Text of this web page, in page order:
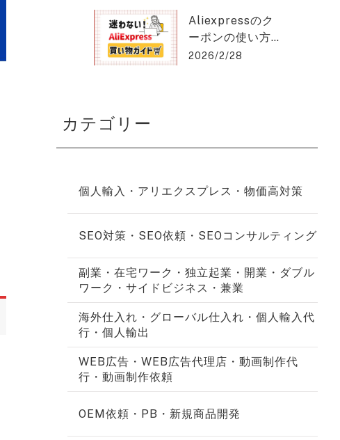
エクスプレスを
2%OFFで購入で
Aliexpressのク
ーポンの使い方
を徹底解説！保
2026/2/28
カテゴリー
個人輸入・アリエクスプレス・物価高対策
SEO対策・SEO依頼・SEOコンサルティング
副業・在宅ワーク・独立起業・開業・ダブル
ワーク・サイドビジネス・兼業
海外仕入れ・グローバル仕入れ・個人輸入代
行・個人輸出
WEB広告・WEB広告代理店・動画制作代
行・動画制作依頼
OEM依頼・PB・新規商品開発